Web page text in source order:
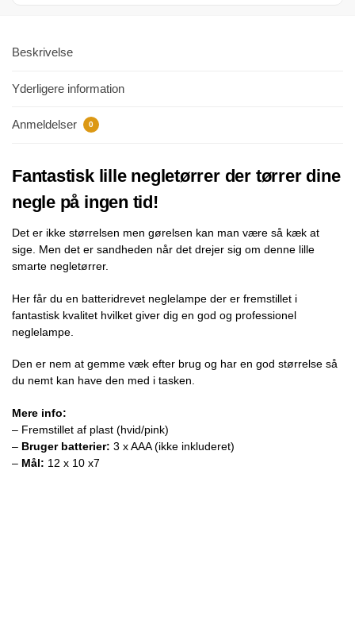
Beskrivelse
Yderligere information
Anmeldelser 0
Fantastisk lille negletørrer der tørrer dine
negle på ingen tid!
Det er ikke størrelsen men gørelsen kan man være så kæk at
sige. Men det er sandheden når det drejer sig om denne lille
smarte negletørrer.
Her får du en batteridrevet neglelampe der er fremstillet i
fantastisk kvalitet hvilket giver dig en god og professionel
neglelampe.
Den er nem at gemme væk efter brug og har en god størrelse så
du nemt kan have den med i tasken.
Mere info:
– Fremstillet af plast (hvid/pink)
– Bruger batterier: 3 x AAA (ikke inkluderet)
– Mål: 12 x 10 x7